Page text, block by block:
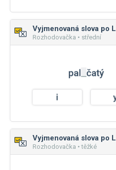
Vyjmenovaná slova po L
Rozhodovačka • střední
Vyjmenovaná slova po L
Rozhodovačka • těžké